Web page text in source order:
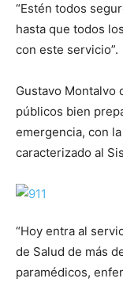
“Estén todos
hasta que todos
con este servicio”.
Gustavo Montalvo
públicos bien
emergencia, con
caracterizado al
“Hoy entra al
de Salud de más
paramédicos,